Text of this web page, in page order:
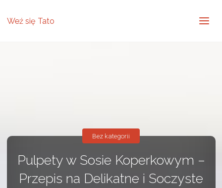
Weź się Tato
Pulpety w Sosie Koperkowym –
Przepis na Delikatne i Soczyste
Bez kategorii